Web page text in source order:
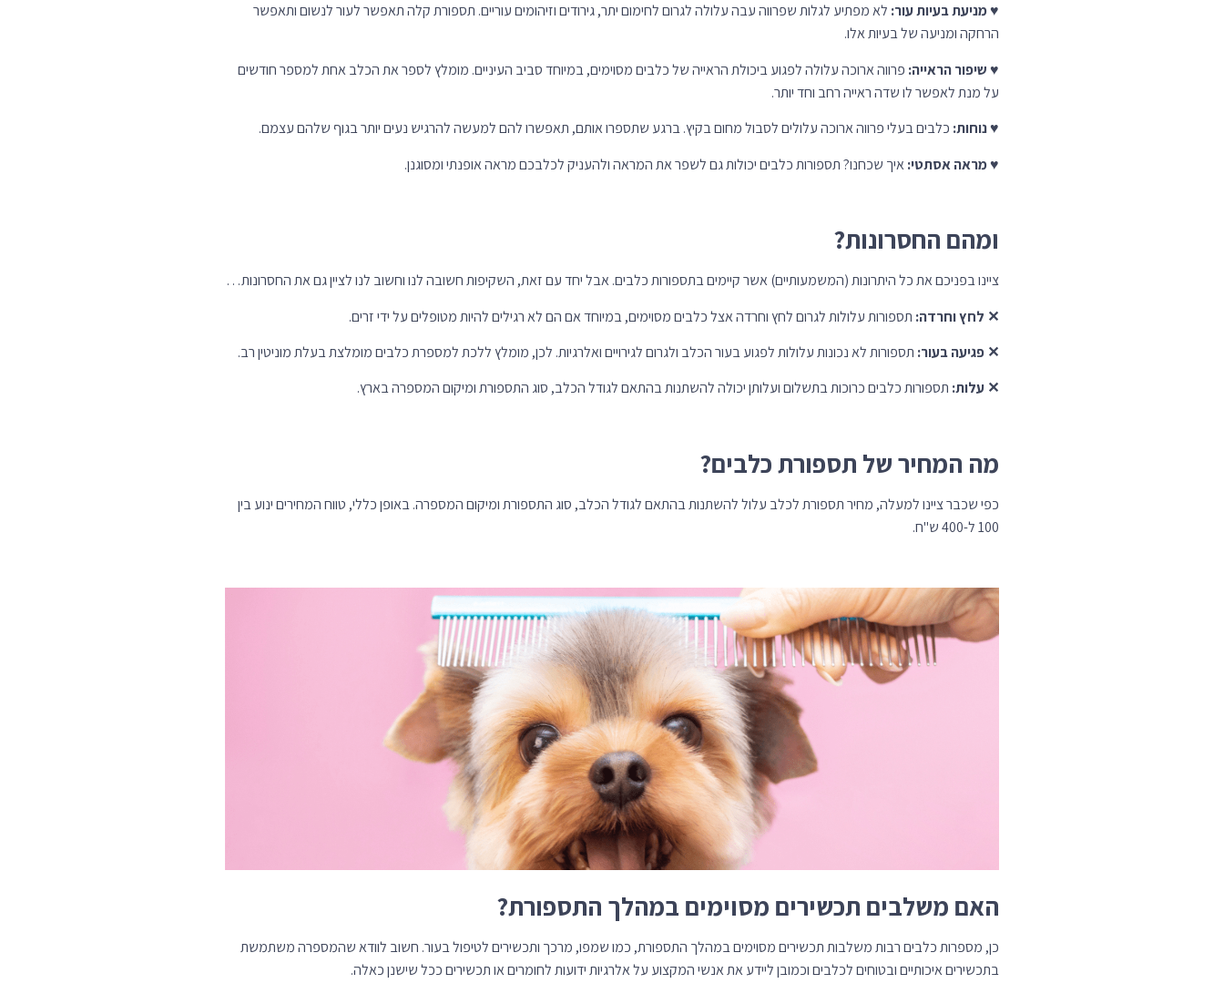
♥מניעת בעיות עור: לא מפתיע לגלות שפרווה עבה עלולה לגרום לחימום יתר, גירודים וזיהומים עוריים. תספורת קלה תאפשר לעור לנשום ותאפשר
הרחקה ומניעה של בעיות אלו.
♥שיפור הראייה: פרווה ארוכה עלולה לפגוע ביכולת הראייה של כלבים מסוימים, במיוחד סביב העיניים. מומלץ לספר את הכלב אחת למספר חודשים
על מנת לאפשר לו שדה ראייה רחב וחד יותר.
♥נוחות: כלבים בעלי פרווה ארוכה עלולים לסבול מחום בקיץ. ברגע שתספרו אותם, תאפשרו להם למעשה להרגיש נעים יותר בגוף שלהם עצמם.
♥מראה אסתטי:איך שכחנו? תספורות כלבים יכולות גם לשפר את המראה ולהעניק לכלבכם מראה אופנתי ומסוגנן.
ומהם החסרונות?
ציינו בפניכם את כל היתרונות (המשמעותיים) אשר קיימים בתספורות כלבים. אבל יחד עם זאת, השקיפות חשובה לנו וחשוב לנו לציין גם את החסרונות…
✕ לחץ וחרדה: תספורות עלולות לגרום לחץ וחרדה אצל כלבים מסוימים, במיוחד אם הם לא רגילים להיות מטופלים על ידי זרים.
✕ פגיעה בעור: תספורות לא נכונות עלולות לפגוע בעור הכלב ולגרום לגירויים ואלרגיות. לכן, מומלץ ללכת למספרת כלבים מומלצת בעלת מוניטין רב.
✕ עלות: תספורות כלבים כרוכות בתשלום ועלותן יכולה להשתנות בהתאם לגודל הכלב, סוג התספורת ומיקום המספרה בארץ.
מה המחיר של תספורת כלבים?
כפי שכבר ציינו למעלה, מחיר תספורת לכלב עלול להשתנות בהתאם לגודל הכלב, סוג התספורת ומיקום המספרה. באופן כללי, טווח המחירים ינוע בין
100 ל-400 ש"ח.
האם משלבים תכשירים מסוימים במהלך התספורת?
כן, מספרות כלבים רבות משלבות תכשירים מסוימים במהלך התספורת, כמו שמפו, מרכך ותכשירים לטיפול בעור. חשוב לוודא שהמספרה משתמשת
בתכשירים איכותיים ובטוחים לכלבים וכמובן ליידע את אנשי המקצוע על אלרגיות ידועות לחומרים או תכשירים ככל שישנן כאלה.